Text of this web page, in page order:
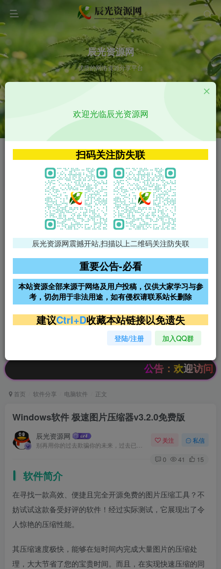
辰光资源网
优质的网络资源分享平台
VIP特权介绍 APP源码
VIP特权介绍
火
VIP特权介绍
影视源码
影视源码
免费领支付宝红包
腾讯轻量4核4G3M服务器38元/
阿里云2核2G200M服务器68元/
年
雨云高防免备案服务器
超低价文字广告位招租 超低价文字广告位招租
超低价文字广告位招租
公告：欢迎访问辰光
首页 软件分享 电脑软件 正文
Windows软件 极速图片压缩器v3.2.0免费版
辰光资源网 关注 私信
0 41 15
软件简介
在寻找一款高效、便捷且完全开源免费的图片压缩工具？不
妨试试这款备受好评的软件！经过实际测试，它展现出了令
人惊艳的压缩性能。
其压缩速度极快，能够在短时间内完成大量图片的压缩处
理，大大节省了您的宝贵时间。而且，在实现快速压缩的同
欢迎光临辰光资源网
扫码关注防失联
辰光资源网震撼开站,扫描以上二维码关注防失联
重要公告-必看
本站资源全部来源于网络及用户投稿，仅供大家学习与参
考，切勿用于非法用途，如有侵权请联系站长删除
建议Ctrl+D收藏本站链接以免遗失
登陆/注册 加入QQ群